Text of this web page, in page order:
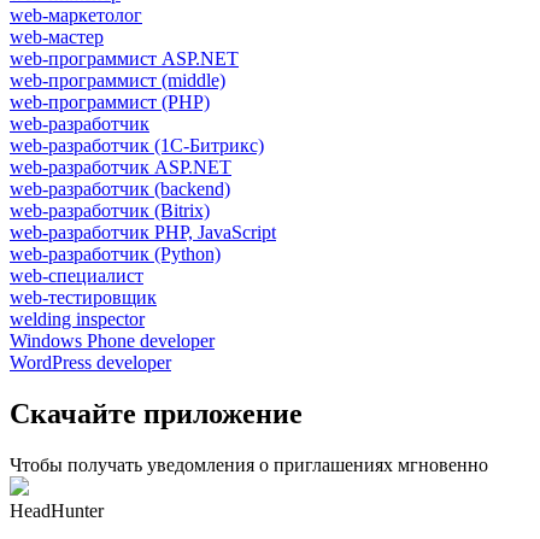
web-маркетолог
web-мастер
web-программист ASP.NET
web-программист (middle)
web-программист (PHP)
web-разработчик
web-разработчик (1С-Битрикс)
web-разработчик ASP.NET
web-разработчик (backend)
web-разработчик (Bitrix)
web-разработчик PHP, JavaScript
web-разработчик (Python)
web-специалист
web-тестировщик
welding inspector
Windows Phone developer
WordPress developer
Скачайте приложение
Чтобы получать уведомления о приглашениях мгновенно
HeadHunter